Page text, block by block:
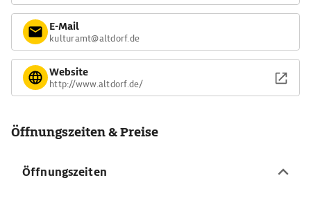
E-Mail
kulturamt@altdorf.de
Website
http://www.altdorf.de/
Öffnungszeiten & Preise
Öffnungszeiten